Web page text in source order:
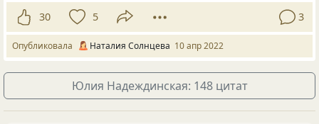
30 5 3
Опубликовала Наталия Солнцева 10 апр 2022
Юлия Надеждинская: 148 цитат